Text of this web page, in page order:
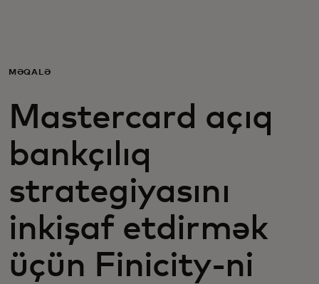
Biznes üçün
Dünya üçün
Yenilikçilər üçün
Xəbərlər və trendlər
MƏQALƏ
Mastercard açıq
bankçılıq
strategiyasını
inkişaf etdirmək
üçün Finicity-ni